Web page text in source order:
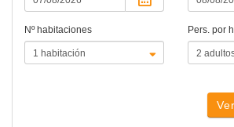
Nº habitaciones Pers. por